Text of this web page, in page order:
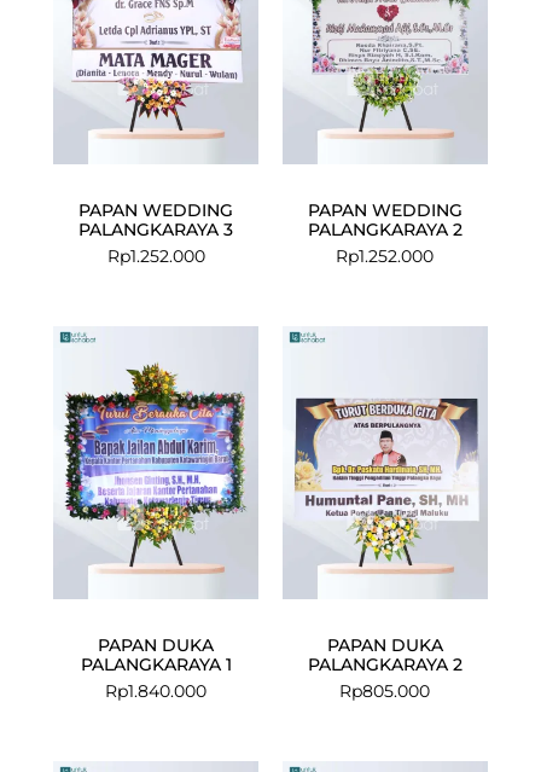
PAPAN WEDDING
PALANGKARAYA 3
Rp1.252.000
PAPAN WEDDING
PALANGKARAYA 2
Rp1.252.000
PAPAN DUKA
PALANGKARAYA 1
Rp1.840.000
PAPAN DUKA
PALANGKARAYA 2
Rp805.000